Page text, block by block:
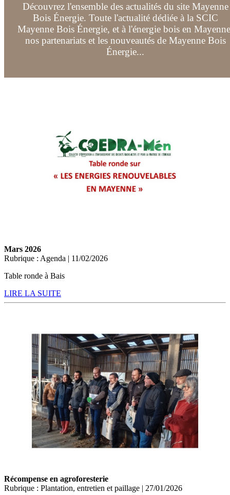
Découvrez l'ensemble des actualités du site Mayenne
Bois Énergie. Toute l'actualité dédiée à la SCIC
Mayenne Bois Énergie, et à l'énergie bois en
nos partenariats et les nouveautés de Mayenne Bois
Énergie...
Mars 2026
Rubrique : Agenda | 11/02/2026
Table ronde à Bais
LIRE LA SUITE
Récompense en agroforesterie
Rubrique : Plantation, entretien et paillage | 27/01/2026